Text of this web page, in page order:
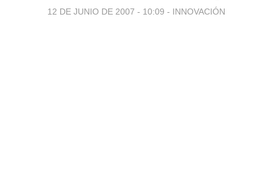
12 DE JUNIO DE 2007 - 10:09 - INNOVACIÓN